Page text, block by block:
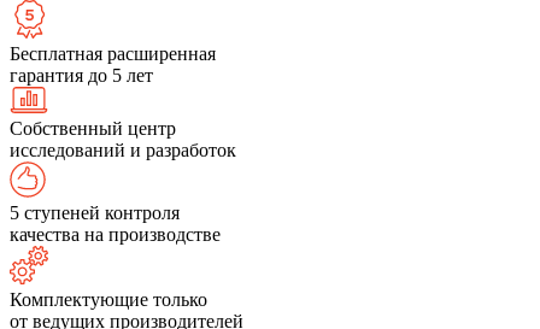
Бесплатная расширенная
гарантия до 5 лет
Собственный центр
исследований и разработок
5 ступеней контроля
качества на производстве
Комплектующие только
от ведущих производителей